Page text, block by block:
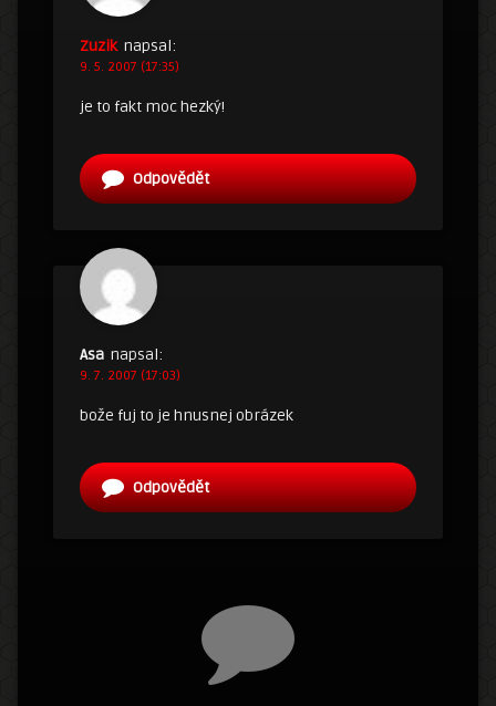
Zuzik napsal:
9. 5. 2007 (17:35)
je to fakt moc hezký!
Odpovědět
Asa napsal:
9. 7. 2007 (17:03)
bože fuj to je hnusnej obrázek
Odpovědět